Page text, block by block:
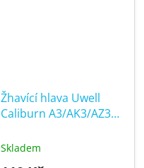
Žhavící hlava Uwell
Caliburn A3/AK3/AZ3
Skladem